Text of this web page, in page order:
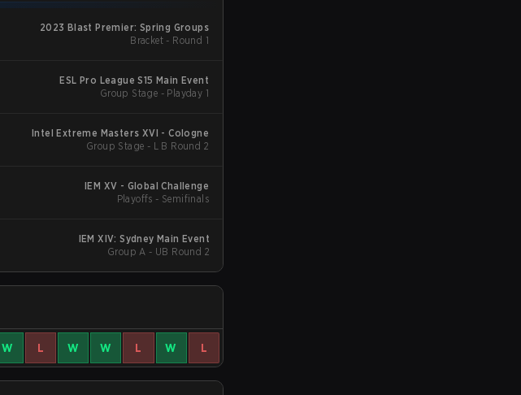
2023 Blast Premier: Spring Groups
Bracket - Round 1
ESL Pro League S15 Main Event
Group Stage - Playday 1
Intel Extreme Masters XVI - Cologne
Group Stage - L B Round 2
IEM XV - Global Challenge
Playoffs - Semifinals
IEM XIV: Sydney Main Event
Group A - UB Round 2
W L W W L W L